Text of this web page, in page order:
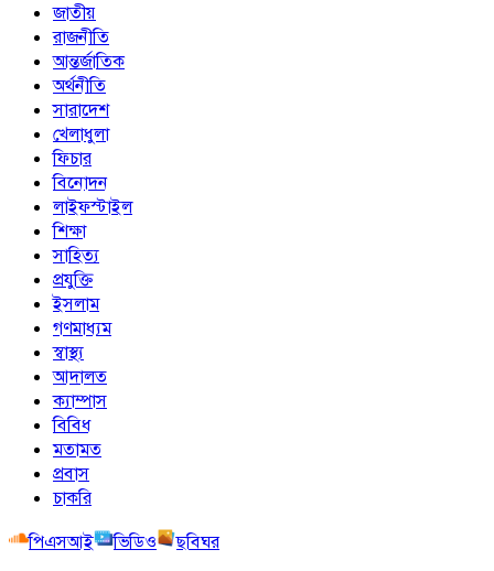
জাতীয়
রাজনীতি
আন্তর্জাতিক
অর্থনীতি
সারাদেশ
খেলাধুলা
ফিচার
বিনোদন
লাইফস্টাইল
শিক্ষা
সাহিত্য
প্রযুক্তি
ইসলাম
গণমাধ্যম
স্বাস্থ্য
আদালত
ক্যাম্পাস
বিবিধ
মতামত
প্রবাস
চাকরি
পিএসআই
ভিডিও
ছবিঘর